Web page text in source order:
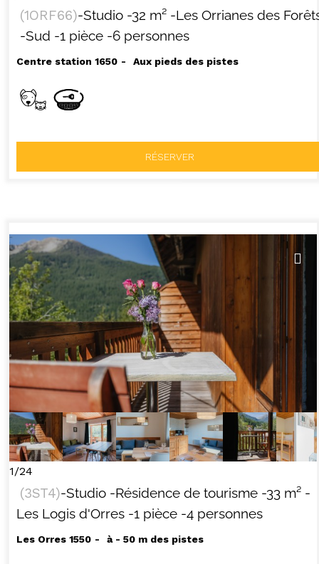
(1ORF66)-Studio -32 m² -Les Orrianes des
-Sud -1 pièce -6 personnes
Centre station 1650 Aux pieds des pistes
RÉSERVER
1/24
(3ST4)-Studio -Résidence de tourisme -33 m² -
Les Logis d'Orres -1 pièce -4 personnes
Les Orres 1550 à - 50 m des pistes